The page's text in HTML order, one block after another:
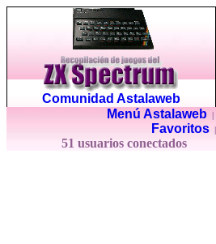
Comunidad Astalaweb
Menú Astalaweb|
Favoritos
51 usuarios conectados